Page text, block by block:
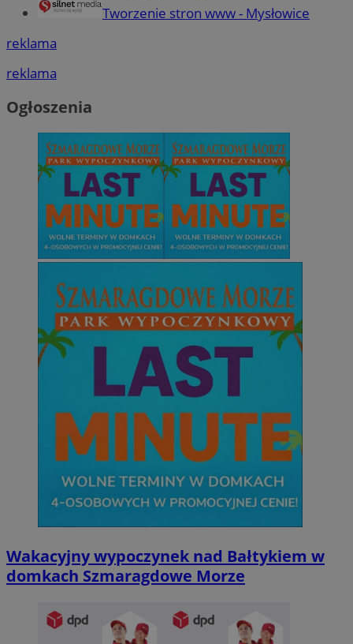
Tworzenie stron www - Mysłowice
reklama
reklama
Ogłoszenia
Wakacyjny wypoczynek nad Bałtykiem w
domkach Szmaragdowe Morze